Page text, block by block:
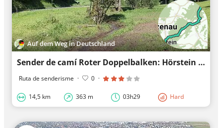
Auf dem Weg in Deutschland
Sender de camí Roter Doppelbalken: Hörstein => Geiselbach
Ruta de senderisme · 0 ·
14,5 km 363 m 03h29 Hard